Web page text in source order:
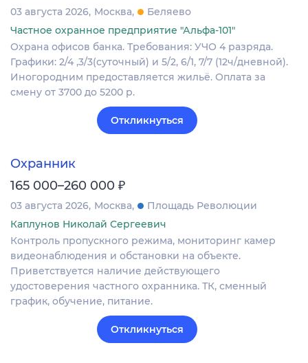
03 августа 2026 Москва
Беляево
Частное охранное предприятие "Альфа-101"
Охрана офисов банка. Требования: УЧО 4 разряда.
Графики: 2/4 ,3/3(суточный) и 5/2, 6/1, 7/7 (12ч/дневной).
Иногородним предоставляется жильё. Оплата за
смену от 3700 до 5200 р.
Откликнуться
Охранник
165 000–260 000 ₽
03 августа 2026 Москва
Площадь Революции
Каплунов Николай Сергеевич
Контроль пропускного режима, мониторинг камер
видеонаблюдения и обстановки на объекте.
Приветствуется наличие действующего
удостоверения частного охранника. ТК, сменный
график, обучение, питание.
Откликнуться